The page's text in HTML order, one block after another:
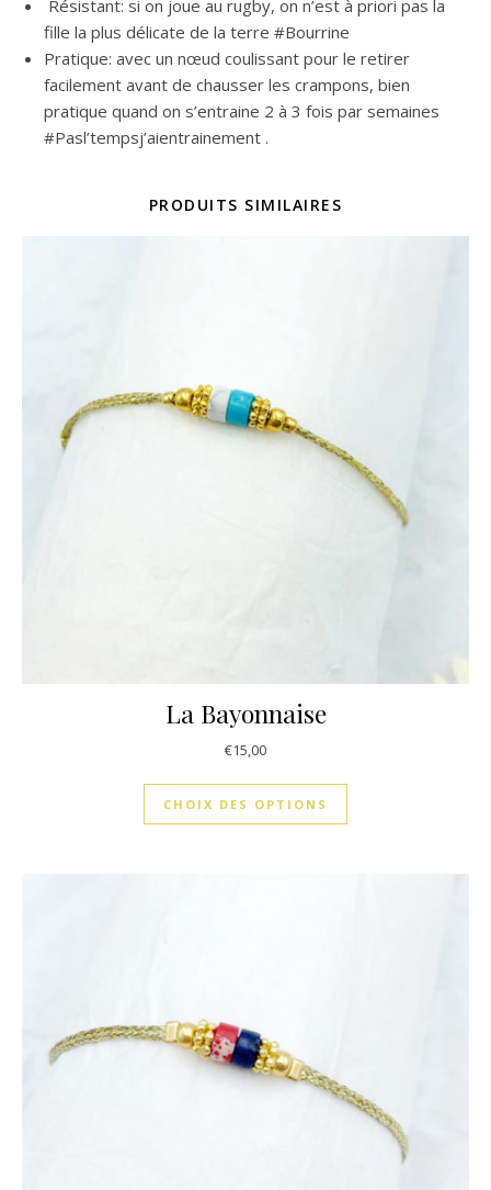
Résistant: si on joue au rugby, on n’est à priori pas la
fille la plus délicate de la terre #Bourrine
Pratique: avec un nœud coulissant pour le retirer
facilement avant de chausser les crampons, bien
pratique quand on s’entraine 2 à 3 fois par semaines
#Pasl’tempsj’aientrainement .
PRODUITS SIMILAIRES
La Bayonnaise
€15,00
CHOIX DES OPTIONS